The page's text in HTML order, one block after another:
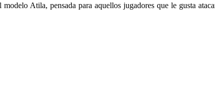
Atila, pensada para aquellos jugadores que le gusta